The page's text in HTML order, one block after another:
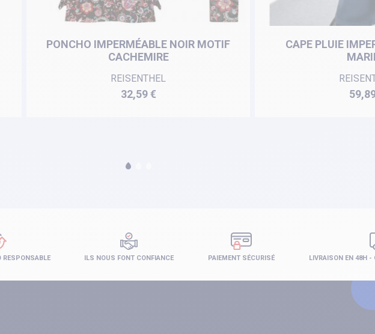
PONCHO IMPERMÉABLE NOIR MOTIF
CACHEMIRE
REISENTHEL
Prix
32,59 €
CAPE PLUIE
Prix
LIVRAISON EN 48H -
PAIEMENT SÉCURISÉ
RESPONSABLE ILS NOUS FONT CONFIANCE